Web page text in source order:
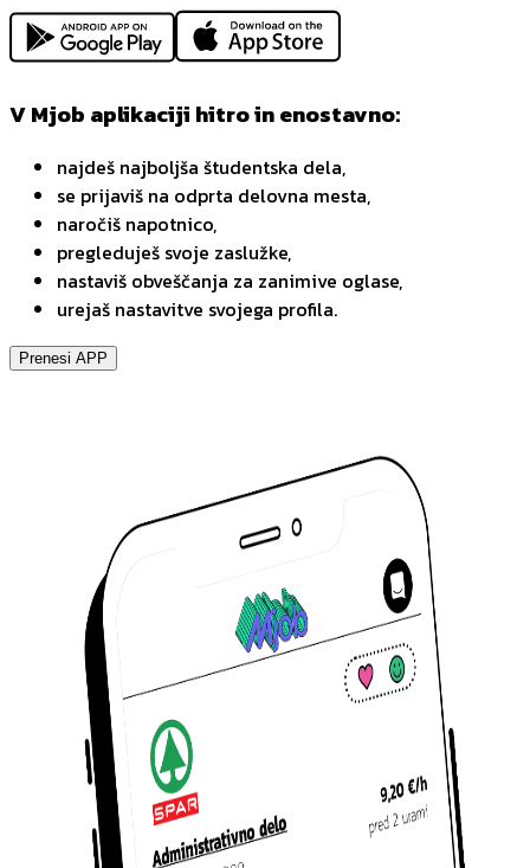
V Mjob aplikaciji hitro in enostavno:
najdeš najboljša študentska dela,
se prijaviš na odprta delovna mesta,
naročiš napotnico,
pregleduješ svoje zaslužke,
nastaviš obveščanja za zanimive oglase,
urejaš nastavitve svojega profila.
Prenesi APP